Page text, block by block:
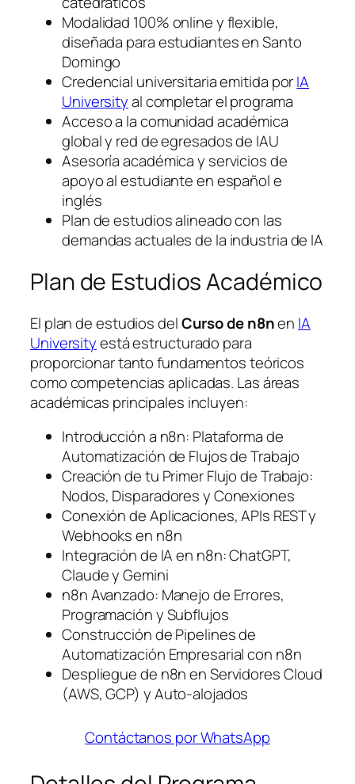
Modalidad 100% online y flexible,
diseñada para estudiantes en Santo
Domingo
Credencial universitaria emitida porIA
Universityal completar el programa
Acceso a la comunidad académica
global y red de egresados de IAU
Asesoría académica y servicios de
apoyo al estudiante en español e
inglés
Plan de estudios alineado con las
demandas actuales de la industria de IA
Plan de Estudios Académico
El plan de estudios delCurso de n8nen IA
Universityestá estructurado para
proporcionar tanto fundamentos teóricos
como competencias aplicadas. Las áreas
académicas principales incluyen:
Introducción a n8n: Plataforma de
Automatización de Flujos de Trabajo
Creación de tu Primer Flujo de Trabajo:
Nodos, Disparadores y Conexiones
Conexión de Aplicaciones, APIs REST y
Webhooks en n8n
Integración de IA en n8n: ChatGPT,
Claude y Gemini
n8n Avanzado: Manejo de Errores,
Programación y Subflujos
Construcción de Pipelines de
Automatización Empresarial con n8n
Despliegue de n8n en Servidores Cloud
(AWS, GCP) y Auto-alojados
Contáctanos por WhatsApp